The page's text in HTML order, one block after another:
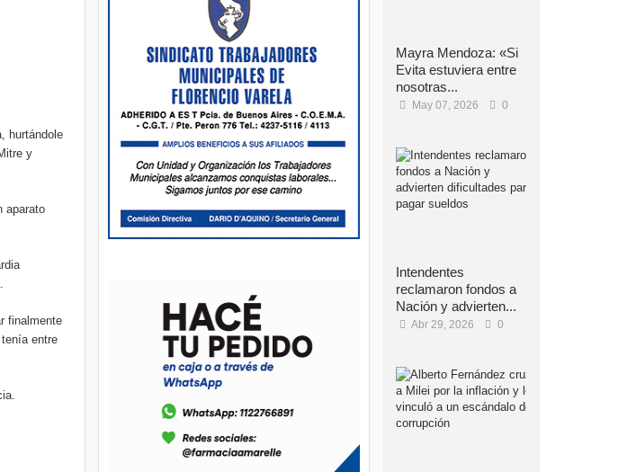
hurtándole
y
aparato
finalmente
entre
Mayra Mendoza: «Si
Evita estuviera entre
nosotras...
May 07, 2026 0
Intendentes
reclamaron fondos a
Nación y advierten...
Abr 29, 2026 0